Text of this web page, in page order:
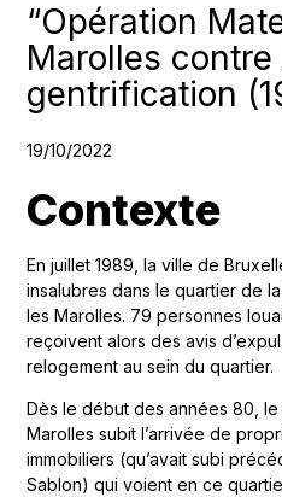
“Opération
Marolles contre
gentrification
19/10/2022
Contexte
En juillet 1989, la ville de
insalubres dans le quartier de
les Marolles. 79 personnes
reçoivent alors des avis
relogement au sein du quartier.
Dès le début des années 80,
Marolles subit l’arrivée de
immobiliers (qu’avait subi
Sablon) qui voient en ce